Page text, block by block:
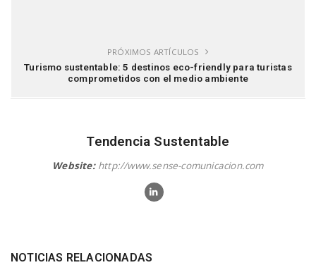
PRÓXIMOS ARTÍCULOS
Turismo sustentable: 5 destinos eco-friendly para turistas
comprometidos con el medio ambiente
Tendencia Sustentable
Website: http://www.sense-comunicacion.com
NOTICIAS RELACIONADAS